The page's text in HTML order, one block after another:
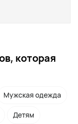
которая
Мужская одежда
Детям